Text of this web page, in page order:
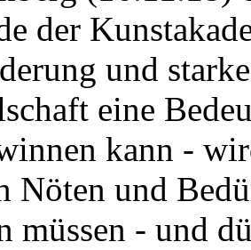
der
und
eine
kann -
Nöten und
müssen - und